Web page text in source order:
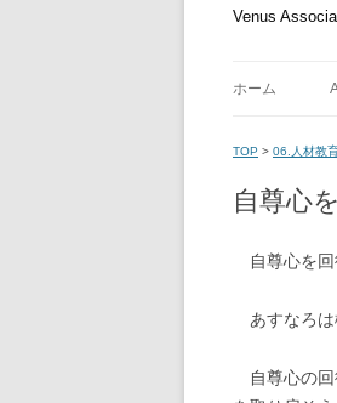
Venus
ホーム
TOP > 06.人材教
自尊心
自尊心を回
あすなろは
自尊心の回